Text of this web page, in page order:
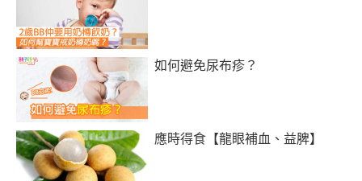
如何避免尿布疹？
應時得食【龍眼補血、益脾】